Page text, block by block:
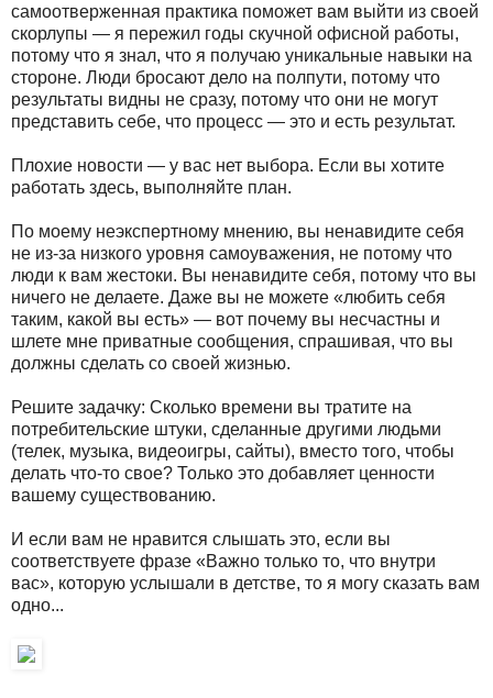
самоотверженная практика поможет вам выйти из своей
скорлупы — я пережил годы скучной офисной работы,
потому что я знал, что я получаю уникальные навыки на
стороне. Люди бросают дело на полпути, потому что
результаты видны не сразу, потому что они не могут
представить себе, что процесс — это и есть результат.
Плохие новости — у вас нет выбора. Если вы хотите
работать здесь, выполняйте план.
По моему неэкспертному мнению, вы ненавидите себя
не из-за низкого уровня самоуважения, не потому что
люди к вам жестоки. Вы ненавидите себя, потому что вы
ничего не делаете. Даже вы не можете «любить себя
таким, какой вы есть» — вот почему вы несчастны и
шлете мне приватные сообщения, спрашивая, что вы
должны сделать со своей жизнью.
Решите задачку: Сколько времени вы тратите на
потребительские штуки, сделанные другими людьми
(телек, музыка, видеоигры, сайты), вместо того, чтобы
делать что-то свое? Только это добавляет ценности
вашему существованию.
И если вам не нравится слышать это, если вы
соответствуете фразе «Важно только то, что внутри
вас», которую услышали в детстве, то я могу сказать вам
одно...